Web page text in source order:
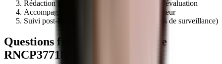
Rédaction programme + référentiel + outils d'évaluation
Accompagnement audit initial par le certificateur
Suivi post-habilitation (renouvellement, audits de surveillance)
Questions fréquentes sur le titre
RNCP37718